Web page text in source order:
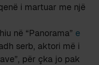
i martuar me një
në “Panorama” e
serb, aktori më i
për çka jo pak